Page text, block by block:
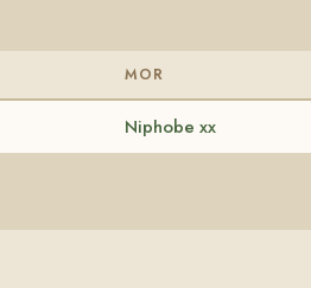
MOR
Niphobe xx